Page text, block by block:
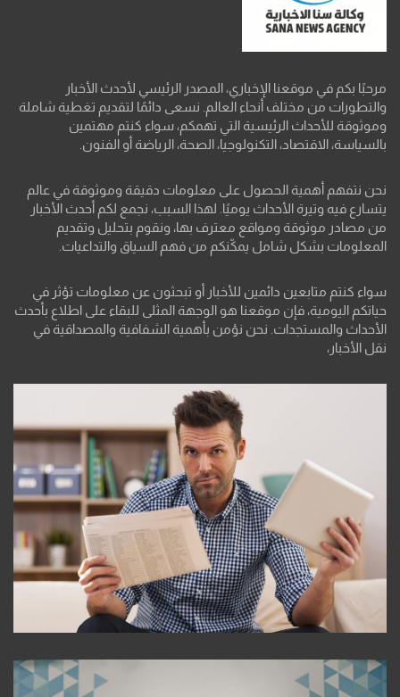
مرحبًا بكم في موقعنا الإخباري، المصدر الرئيسي لأحدث الأخبار
والتطورات من مختلف أنحاء العالم. نسعى دائمًا لتقديم تغطية شاملة
وموثوقة للأحداث الرئيسية التي تهمكم، سواء كنتم مهتمين
بالسياسة، الاقتصاد، التكنولوجيا، الصحة، الرياضة أو الفنون.
نحن نتفهم أهمية الحصول على معلومات دقيقة وموثوقة في عالم
يتسارع فيه وتيرة الأحداث يوميًا. لهذا السبب، نجمع لكم أحدث الأخبار
من مصادر موثوقة ومواقع معترف بها، ونقوم بتحليل وتقديم
المعلومات بشكل شامل يمكّنكم من فهم السياق والتداعيات.
سواء كنتم متابعين دائمين للأخبار أو تبحثون عن معلومات تؤثر في
حياتكم اليومية، فإن موقعنا هو الوجهة المثلى للبقاء على اطلاع بأحدث
الأحداث والمستجدات. نحن نؤمن بأهمية الشفافية والمصداقية في
نقل الأخبار،